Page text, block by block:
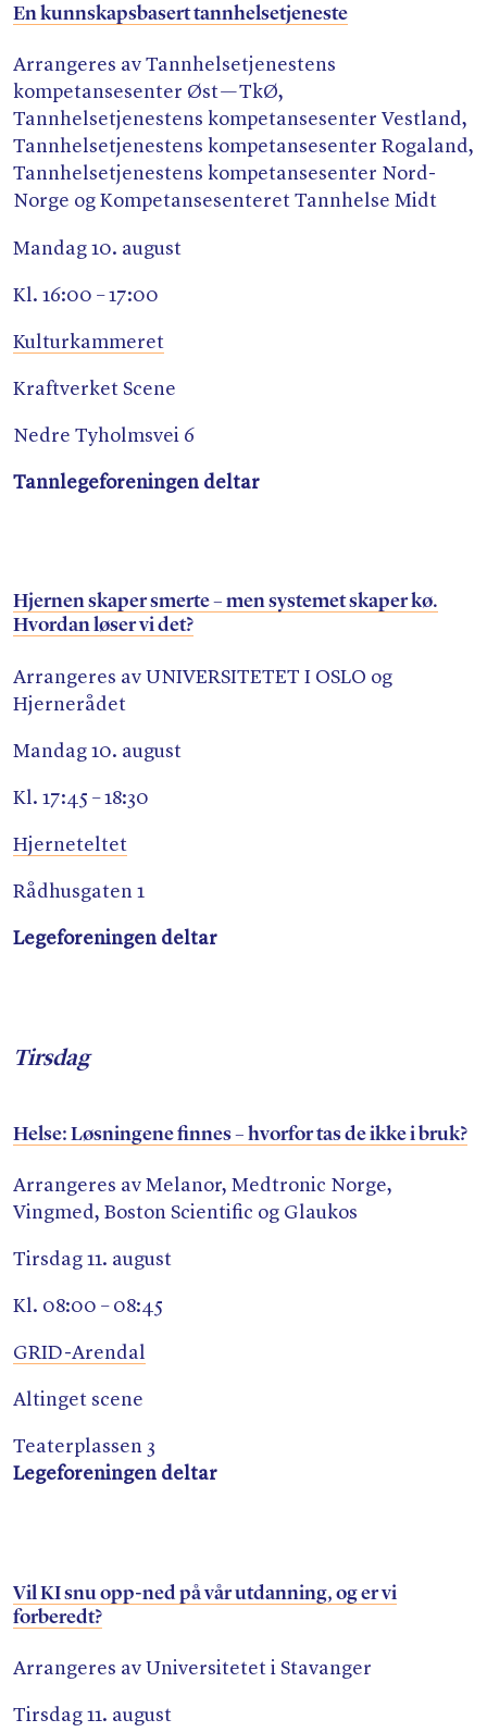
En kunnskapsbasert tannhelsetjeneste
Arrangeres av Tannhelsetjenestens
kompetansesenter Øst — TkØ,
Tannhelsetjenestens kompetansesenter Vestland,
Tannhelsetjenestens kompetansesenter Rogaland,
Tannhelsetjenestens kompetansesenter Nord-
Norge og Kompetansesenteret Tannhelse Midt
Mandag 10. august
Kl. 16:00 – 17:00
Kulturkammeret
Kraftverket Scene
Nedre Tyholmsvei 6
Tannlegeforeningen deltar
Hjernen skaper smerte – men systemet skaper kø.
Hvordan løser vi det?
Arrangeres av UNIVERSITETET I OSLO og
Hjernerådet
Mandag 10. august
Kl. 17:45 – 18:30
Hjerneteltet
Rådhusgaten 1
Legeforeningen deltar
Tirsdag
Helse: Løsningene finnes – hvorfor tas de ikke i bruk?
Arrangeres av Melanor, Medtronic Norge,
Vingmed, Boston Scientific og Glaukos
Tirsdag 11. august
Kl. 08:00 – 08:45
GRID-Arendal
Altinget scene
Teaterplassen 3
Legeforeningen deltar
Vil KI snu opp-ned på vår utdanning, og er vi
forberedt?
Arrangeres av Universitetet i Stavanger
Tirsdag 11. august